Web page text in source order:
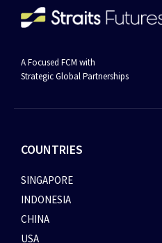
A Focused FCM with
Strategic Global Partnerships
COUNTRIES
SINGAPORE
INDONESIA
CHINA
USA